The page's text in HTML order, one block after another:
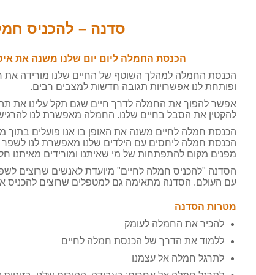
סדנה – להכניס
הכנסת החמלה ליום יום שלנו משנה את
הכנסת החמלה למהלך השוטף של החיים שלנו מורידה את
ופותחת לנו אפשרויות תגובה חדשות למצבים רבים.
אפשר להפוך את החמלה לדרך חיים שגם תקל עלינו את
להקטין את הסבל בחיים שלנו. החמלה מאפשרת לנו
הכנסת חמלה לחיים משנה את האופן בו אנו פועלים בתוך
הכנסת חמלה ליחסים עם הילדים שלנו מאפשרת לנו
מפנים מקום להתפתחות של מי שאיתנו ומורידים מאיתנו
הסדנה "להכניס חמלה לחיים" מיועדת לאנשים שרוצים
עם העולם. הסדנה מתאימה גם למטפלים שרוצים
מטרות הסדנה
להכיר את החמלה לעומק
ללמוד את הדרך של הכנסת חמלה לחיים
לתרגל חמלה אל עצמנו